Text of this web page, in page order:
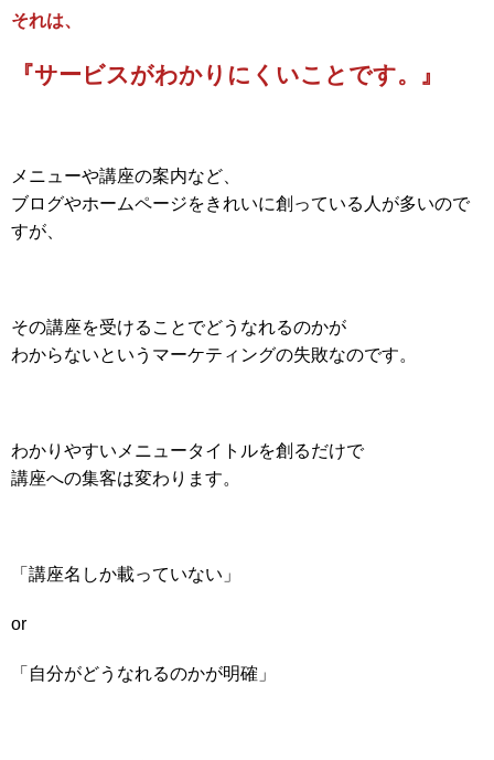
それは、
『サービスがわかりにくいことです。』
メニューや講座の案内など、
ブログやホームページをきれいに創っている人が多いので
すが、
その講座を受けることでどうなれるのかが
わからないというマーケティングの失敗なのです。
わかりやすいメニュータイトルを創るだけで
講座への集客は変わります。
「講座名しか載っていない」
or
「自分がどうなれるのかが明確」